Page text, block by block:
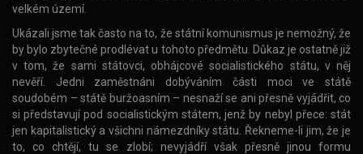
velkém území.
Ukázali jsme tak často na to, že státní komunismus je nemožný, že
by bylo zbytečné prodlévat u tohoto předmětu. Důkaz je ostatně již
v tom, že sami státovci, obhájcové socialistického státu, v něj
nevěří. Jedni zaměstnáni dobýváním části moci ve státě
soudobém – státě buržoasním – nesnaží se ani přesně vyjádřit, co
si představují pod socialistickým státem, jenž by nebyl přece: stát
jen kapitalistický a všichni námezdníky státu. Řekneme-li jim, že je
to, co chtějí, tu se zlobí; nevyjádří však přesně jinou formu